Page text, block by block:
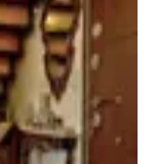
Mahallesi
24.06.2026